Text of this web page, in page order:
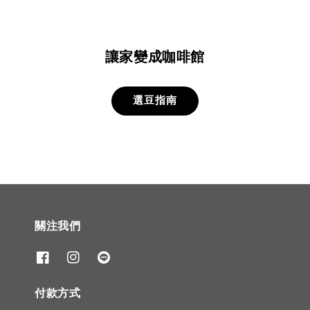
讓家變成咖啡館
選豆指南
關注我們
付款方式